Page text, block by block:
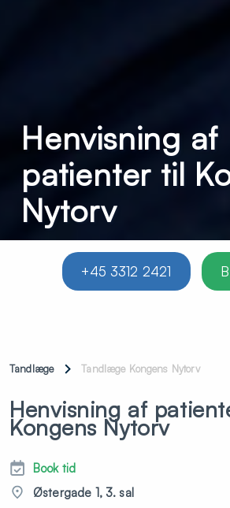
Henvisning af
patienter til
Nytorv
+45 3312 2421
Tandlæge Tandlæge Kongens Nytorv
Henvisning af
Kongens Nytorv
Book tid
Østergade 1, 3. sal